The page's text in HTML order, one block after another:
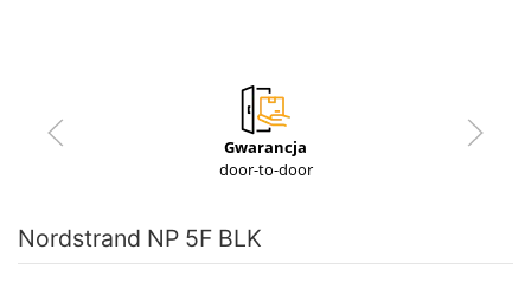
Gwarancja
door-to-door
Nordstrand NP 5F BLK